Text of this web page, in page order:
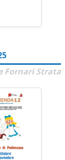
Fornari Strata